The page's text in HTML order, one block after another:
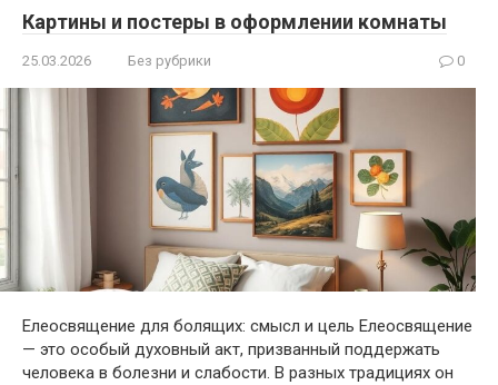
Картины и постеры в оформлении комнаты
25.03.2026 Без рубрики 0
Елеосвящение для болящих: смысл и цель Елеосвящение
— это особый духовный акт, призванный поддержать
человека в болезни и слабости. В разных традициях он